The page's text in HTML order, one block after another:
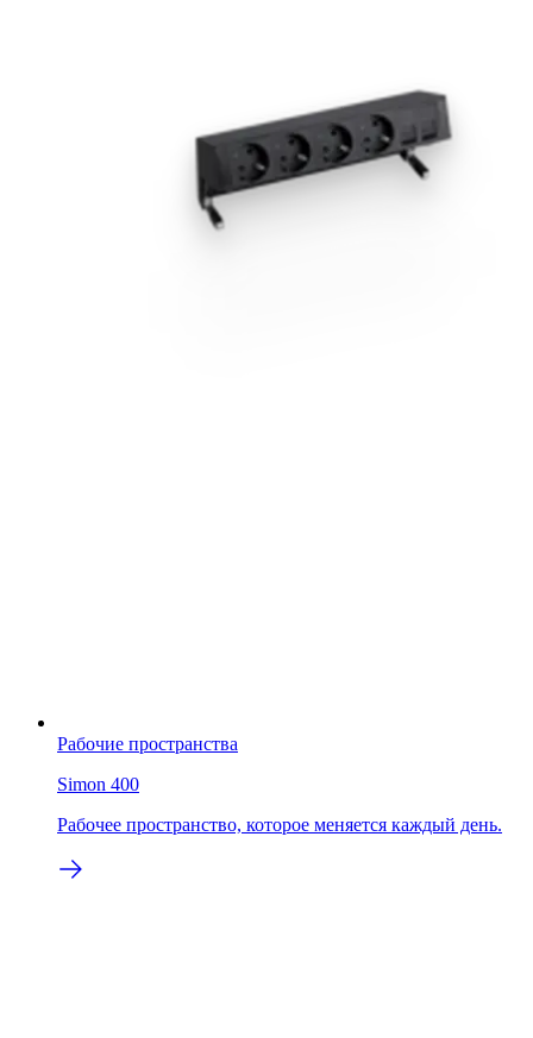
Рабочие пространства
Simon 400
Рабочее пространство, которое меняется каждый день.